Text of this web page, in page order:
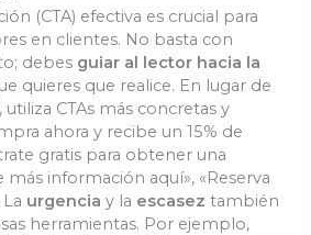
(CTA) efectiva es crucial para
en clientes. No basta con
debes guiar al lector hacia la
quieres que realice. En lugar de
utiliza CTAs más concretas y
ahora y recibe un 15% de
gratis para obtener una
más información aquí», «Reserva
urgencia y la escasez también
herramientas. Por ejemplo,